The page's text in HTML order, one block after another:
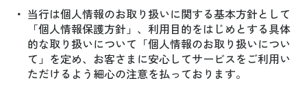
・ 当行は個人情報のお取り扱いに関する基本方針として
「個人情報保護方針」、利用目的をはじめとする具体
的な取り扱いについて「個人情報のお取り扱いについ
て」を定め、お客さまに安心してサービスをご利用い
ただけるよう細心の注意を払っております。